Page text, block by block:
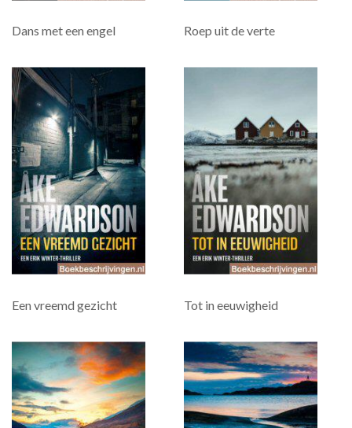
Dans met een engel Roep uit de verte
Een vreemd gezicht Tot in eeuwigheid